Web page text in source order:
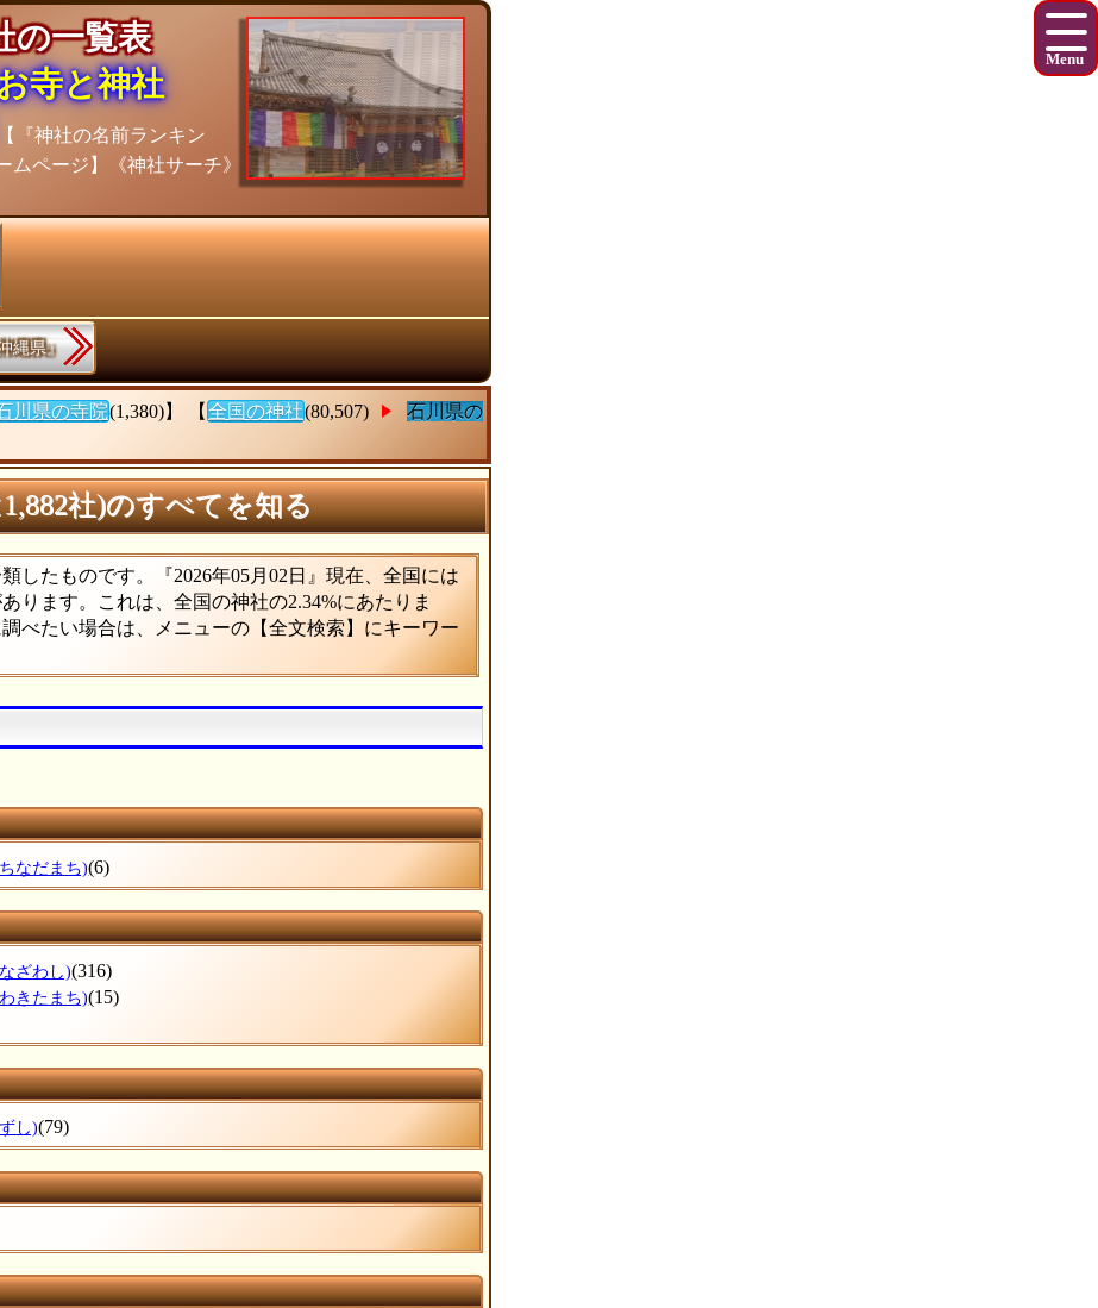
の一覧表
寺と神社
【『神社の名前ランキン
ムページ】《神社サーチ》
縄県』
川県の寺院(1,380)】 【 全国の神社(80,507)
石川県の
社)のすべてを知る
したものです。『2026年05月02日』現在、全国には
ります。これは、全国の神社の2.34%にあたりま
べたい場合は、メニューの【全文検索】にキーワー
なだまち)(6)
ざわし)(316)
きたまち)(15)
し)(79)